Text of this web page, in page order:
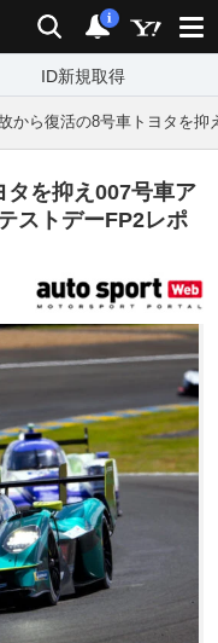
検索 通知
i
ID新規取得
から復活の8号車トヨタを
タを抑え007号車ア
ストデーFP2レポ